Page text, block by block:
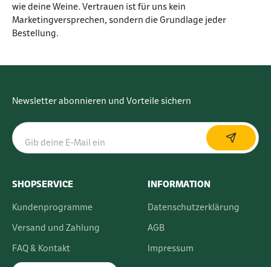
wie deine Weine. Vertrauen ist für uns kein
Marketingversprechen, sondern die Grundlage jeder
Bestellung.
Newsletter abonnieren und Vorteile sichern
SHOPSERVICE
Kundenprogramme
Versand und Zahlung
FAQ & Kontakt
INFORMATION
Datenschutzerklärung
AGB
Impressum